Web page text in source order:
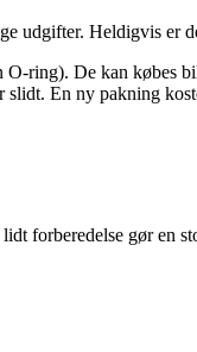
udgifter. Heldigvis er
ring). De kan købes
slidt. En ny pakning
forberedelse gør en